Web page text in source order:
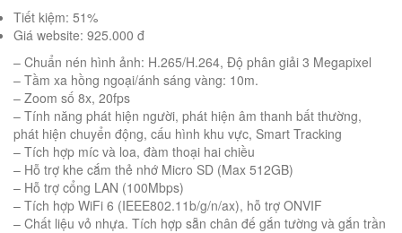
Tiết kiệm: 51%
Giá website: 925.000 đ
– Chuẩn nén hình ảnh: H.265/H.264, Độ phân giải 3 Megapixel
– Tầm xa hồng ngoại/ánh sáng vàng: 10m.
– Zoom số 8x, 20fps
– Tính năng phát hiện người, phát hiện âm thanh bất thường,
phát hiện chuyển động, cấu hình khu vực, Smart Tracking
– Tích hợp míc và loa, đàm thoại hai chiều
– Hỗ trợ khe cắm thẻ nhớ Micro SD (Max 512GB)
– Hỗ trợ cổng LAN (100Mbps)
– Tích hợp WiFi 6 (IEEE802.11b/g/n/ax), hỗ trợ ONVIF
– Chất liệu vỏ nhựa. Tích hợp sẵn chân đế gắn tường và gắn trần